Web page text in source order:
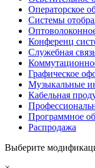
Операторское
Системы
Конференц
Служебная
Графическое
Музыкальные
Кабельная
Программное
Распродажа
Выберите